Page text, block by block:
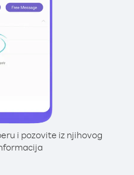
i pozovite iz njihovog